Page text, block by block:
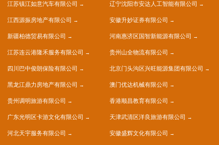
江苏镇江如意汽车有限公司 辽宁沈阳市安达人工智能有限公司
江西源振房地产有限公司 安徽升妙证券有限公司
新疆柏德贸易有限公司 河南惠济区国智新能源有限公司
江苏连云港隆禾服务有限公司 贵州山全物流有限公司
四川巴中俊朗保险有限公司 北京门头沟区兴旺能源集团有限公司
黑龙江鼎力房地产有限公司 澳门优达机械有限公司
贵州调明旅游有限公司 香港顺昌教育有限公司
广东光明区卡游文化有限公司 天津武清区洋良旅游有限公司
河北天宇服务有限公司 安徽盛辉文化有限公司